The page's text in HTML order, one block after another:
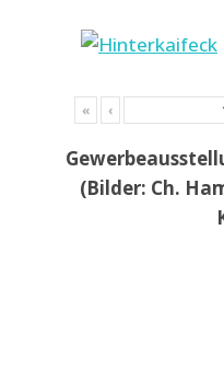
« ‹
(Bilder: Ch.